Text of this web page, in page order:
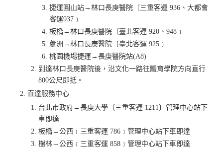
捷運圓山站→林口長庚醫院〔三重客運 936、大都會
客運937﹞
板橋→林口長庚醫院〔臺北客運 920、948﹞
蘆洲→林口長庚醫院〔臺北客運 925﹞
桃園機場捷運→長庚醫院站(A8)
到達林口長庚醫院後，沿文化一路往體育學院方向直行
800公尺即抵。
直達服務中心
台北市政府→長庚大學〔三重客運 1211〕管理中心站下
車即達
板橋→公西﹝三重客運 786﹞管理中心站下車即達
樹林→公西﹝三重客運 858﹞管理中心站下車即達